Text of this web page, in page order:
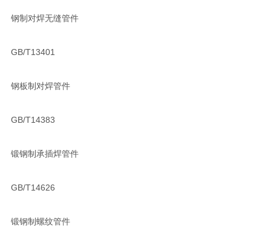
钢制对焊无缝管件
GB/T13401
钢板制对焊管件
GB/T14383
锻钢制承插焊管件
GB/T14626
锻钢制螺纹管件